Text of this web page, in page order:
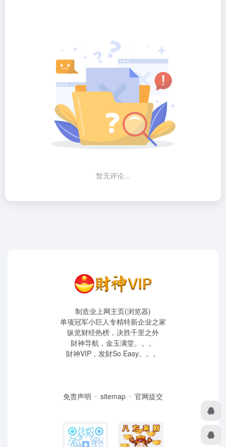
暂无评论...
制造业上网主页(浏览器)
单项冠军小巨人专精特新企业之家
纵览财经热榜，决胜千里之外
財神导航，金玉满堂。。。
財神VIP，发財So Easy。。。
免责声明 sitemap 官网提交